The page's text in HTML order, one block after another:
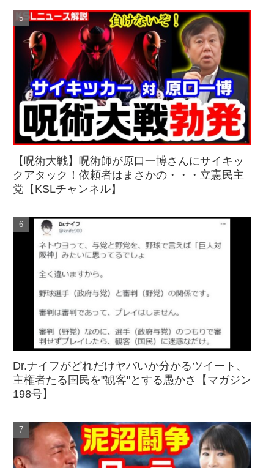
【呪術大戦】呪術師が原口一博さんにサイキッ
クアタック！依頼者はまさかの・・・立憲民主
党【KSLチャンネル】
Dr.ナイフがどれだけヤバいか分かるツイート、
主権者たる国民を"観客"とする愚かさ【マガジン
198号】